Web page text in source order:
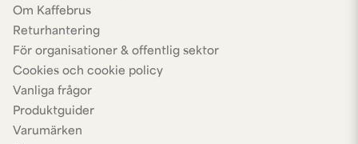
Om Kaffebrus
Returhantering
För organisationer & offentlig sektor
Cookies och cookie policy
Vanliga frågor
Produktguider
Varumärken